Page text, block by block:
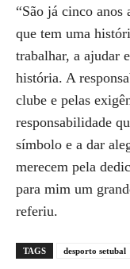
“São já cinco anos
que tem uma
trabalhar, a ajudar
história. A
clube e pelas
responsabilidade
símbolo e a dar
merecem pela
para mim um
referiu.
TAGS desporto setubal